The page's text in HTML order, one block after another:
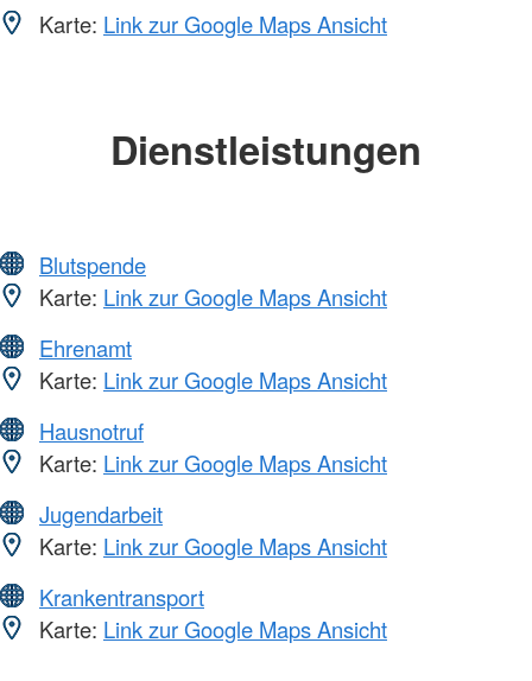
Karte: Link zur Google Maps Ansicht
Dienstleistungen
Blutspende
Karte: Link zur Google Maps Ansicht
Ehrenamt
Karte: Link zur Google Maps Ansicht
Hausnotruf
Karte: Link zur Google Maps Ansicht
Jugendarbeit
Karte: Link zur Google Maps Ansicht
Krankentransport
Karte: Link zur Google Maps Ansicht